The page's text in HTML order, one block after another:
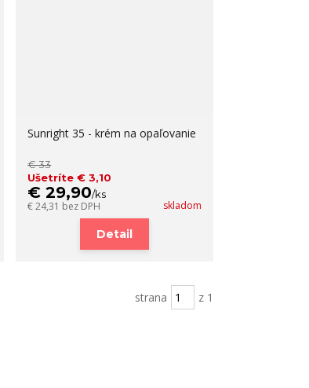
Sunright 35 - krém na opaľovanie
€ 33
Ušetríte € 3,10
€ 29,90/ks
€ 24,31 bez DPH skladom
Detail
strana z 1